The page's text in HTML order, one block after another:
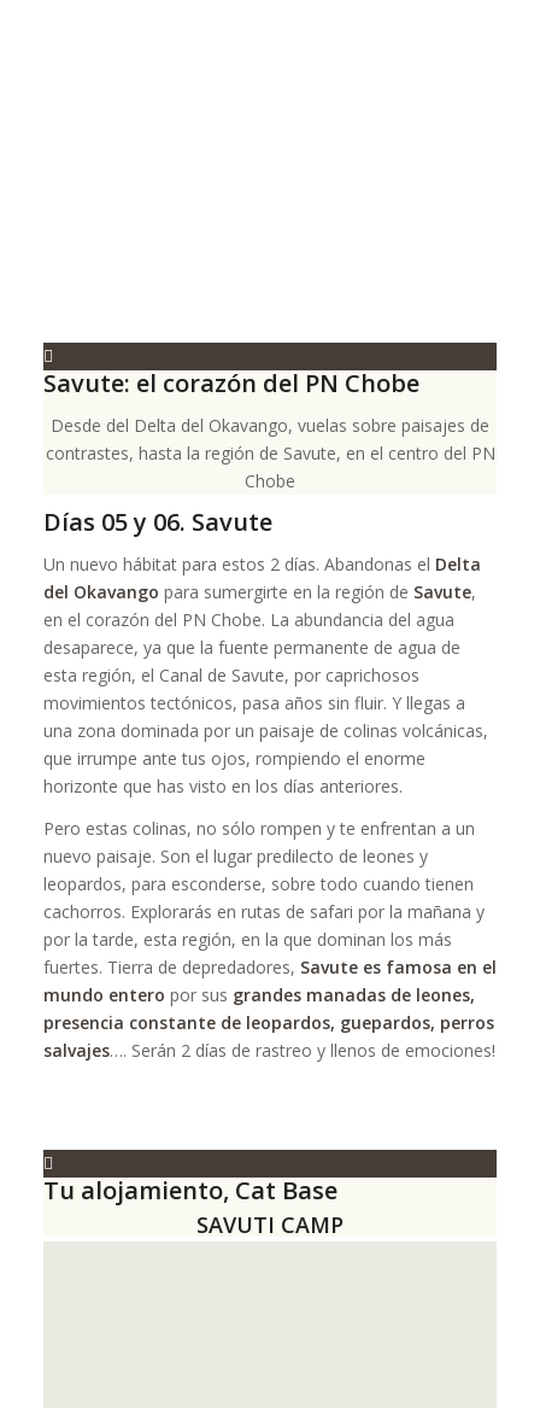
Savute: el corazón del PN Chobe
Desde del Delta del Okavango, vuelas sobre paisajes de
contrastes, hasta la región de Savute, en el centro del PN
Chobe
Días 05 y 06. Savute
Un nuevo hábitat para estos 2 días. Abandonas el Delta
del Okavango para sumergirte en la región de Savute,
en el corazón del PN Chobe. La abundancia del agua
desaparece, ya que la fuente permanente de agua de
esta región, el Canal de Savute, por caprichosos
movimientos tectónicos, pasa años sin fluir. Y llegas a
una zona dominada por un paisaje de colinas volcánicas,
que irrumpe ante tus ojos, rompiendo el enorme
horizonte que has visto en los días anteriores.
Pero estas colinas, no sólo rompen y te enfrentan a un
nuevo paisaje. Son el lugar predilecto de leones y
leopardos, para esconderse, sobre todo cuando tienen
cachorros. Explorarás en rutas de safari por la mañana y
por la tarde, esta región, en la que dominan los más
fuertes. Tierra de depredadores, Savute es famosa en el
mundo entero por sus grandes manadas de leones,
presencia constante de leopardos, guepardos, perros
salvajes…. Serán 2 días de rastreo y llenos de emociones!
Tu alojamiento, Cat Base
SAVUTI CAMP